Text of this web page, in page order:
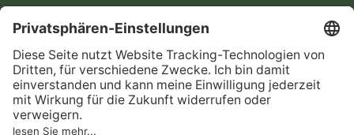
AGB
Informationen nach Data
Act
Verträge hier kündigen
Impressum